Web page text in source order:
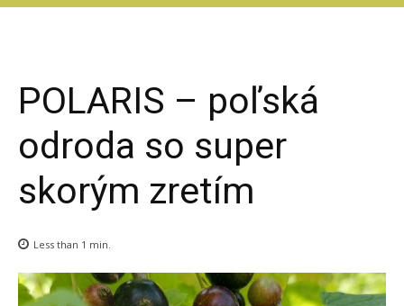
POLARIS – poľská
odroda so super
skorým zretím
Less than 1 min.